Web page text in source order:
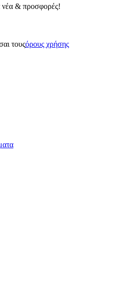
& προσφορές!
τουςόρους χρήσης